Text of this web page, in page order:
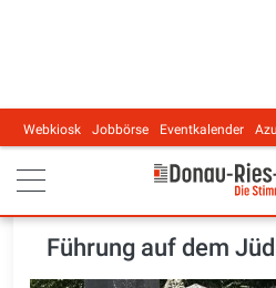
Main navigation
Webkiosk Jobbörse Eventkalender
Führung auf dem